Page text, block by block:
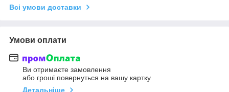
Всі умови доставки
Умови оплати
Ви отримаєте замовлення
або гроші повернуться на вашу картку
Детальніше